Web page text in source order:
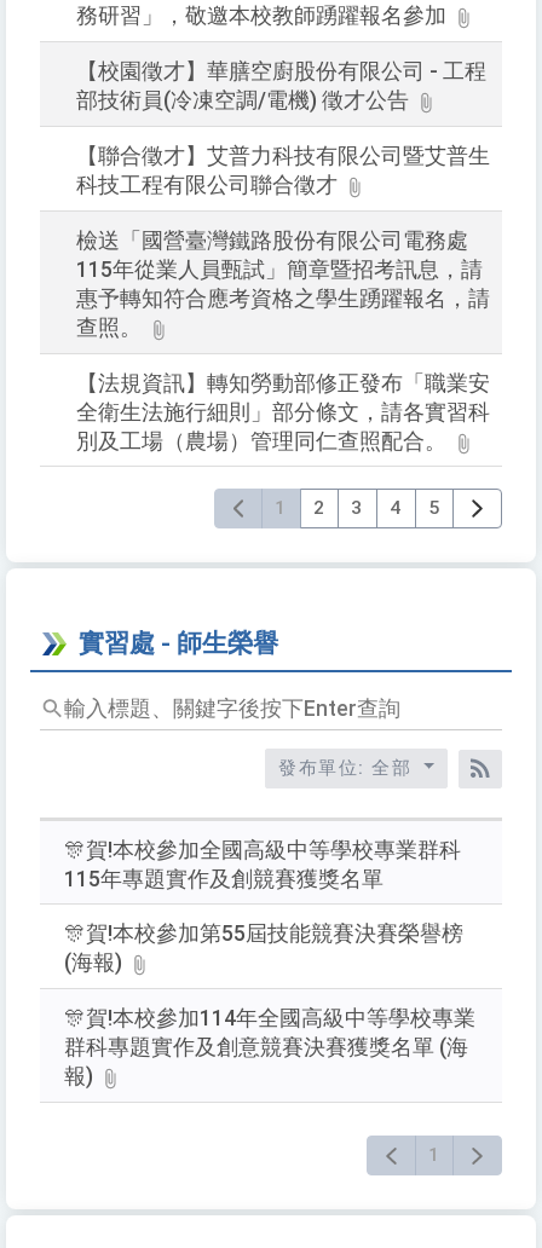
務研習」，敬邀本校教師踴躍報名參加
【校園徵才】華膳空廚股份有限公司 - 工程
部技術員(冷凍空調/電機) 徵才公告
【聯合徵才】艾普力科技有限公司暨艾普生
科技工程有限公司聯合徵才
檢送「國營臺灣鐵路股份有限公司電務處
115年從業人員甄試」簡章暨招考訊息，請
惠予轉知符合應考資格之學生踴躍報名，請
查照。
【法規資訊】轉知勞動部修正發布「職業安
全衛生法施行細則」部分條文，請各實習科
別及工場（農場）管理同仁查照配合。
1 2 3 4 5
實習處 - 師生榮譽
輸
入
關
後
Enter
發布單位: 全部
RSS
🎊賀!本校參加全國高級中等學校專業群科
115年專題實作及創競賽獲獎名單
🎊賀!本校參加第55屆技能競賽決賽榮譽榜
(海報)
🎊賀!本校參加114年全國高級中等學校專業
群科專題實作及創意競賽決賽獲獎名單 (海
報)
1